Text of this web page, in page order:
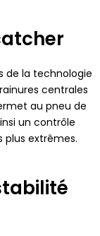
de la technologie
centrales
au pneu de
un contrôle
plus extrêmes.